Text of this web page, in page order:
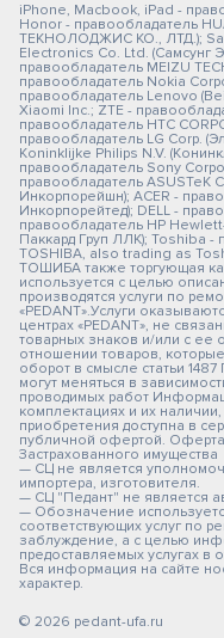
iPhone, Macbook, iPad -
Honor - правообладатель
ТЕКНОЛОДЖИС КО., ЛТД.);
Electronics Co. Ltd. (Самсунг
правообладатель MEIZU
правообладатель Nokia
правообладатель Lenovo
Xiaomi Inc.; ZTE -
правообладатель HTC
правообладатель LG Corp.
Koninklijke Philips N.V.
правообладатель Sony
правообладатель ASUSTeK
Инкорпорейшн); ACER -
Инкорпорейтед); DELL -
правообладатель HP
Паккард Груп ЛЛК); Toshiba -
TOSHIBA, also trading as
ТОШИБА также торгующая
используется с целью
производятся услуги по
«PEDANT».Услуги
центрах «PEDANT», не
товарных знаков и/или с ее
отношении товаров,
оборот в смысле статьи
могут меняться в
проводимых работ
комплектациях и их
приобретения доступна в
публичной офертой.
Застрахованного имущества
— СЦ не является
импортера, изготовителя.
— СЦ "Педант" не является
— Обозначение
соответствующих услуг по
заблуждение, а с целью
предоставляемых услугах в
Вся информация на сайте
характер.
© 2026 pedant-ufa.ru